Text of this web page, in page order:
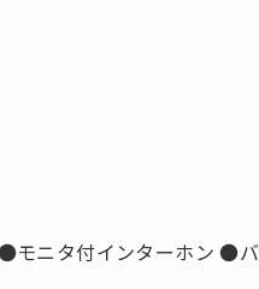
ニタ付インターホン ●バ